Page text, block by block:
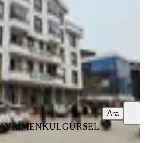
GÜRSEL ŞERİFE GÜZELGÜN
GÜRSEL
Ara